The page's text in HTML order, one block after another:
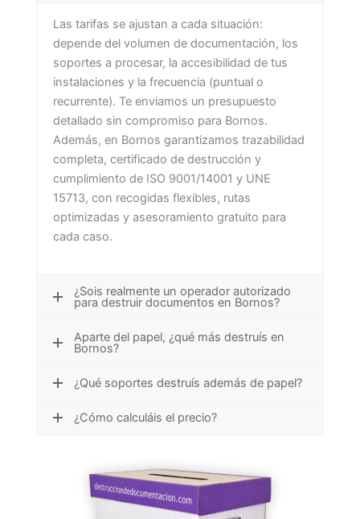
Las tarifas se ajustan a cada situación:
depende del volumen de documentación, los
soportes a procesar, la accesibilidad de tus
instalaciones y la frecuencia (puntual o
recurrente). Te enviamos un presupuesto
detallado sin compromiso para Bornos.
Además, en Bornos garantizamos trazabilidad
completa, certificado de destrucción y
cumplimiento de ISO 9001/14001 y UNE
15713, con recogidas flexibles, rutas
optimizadas y asesoramiento gratuito para
cada caso.
¿Sois realmente un operador autorizado
para destruir documentos en Bornos?
Aparte del papel, ¿qué más destruís en
Bornos?
¿Qué soportes destruís además de papel?
¿Cómo calculáis el precio?